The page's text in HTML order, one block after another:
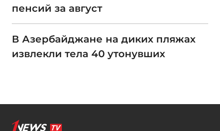
пенсий за август
В Азербайджане на диких пляжах
извлекли тела 40 утонувших